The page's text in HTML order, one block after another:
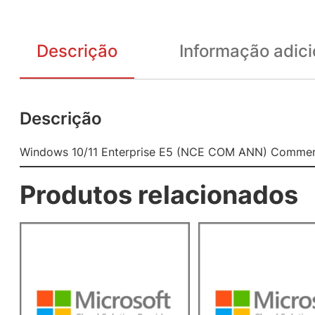
Descrição Informação
Descrição
Windows 10/11 Enterprise E5 (NCE COM ANN)
Produtos relacionados